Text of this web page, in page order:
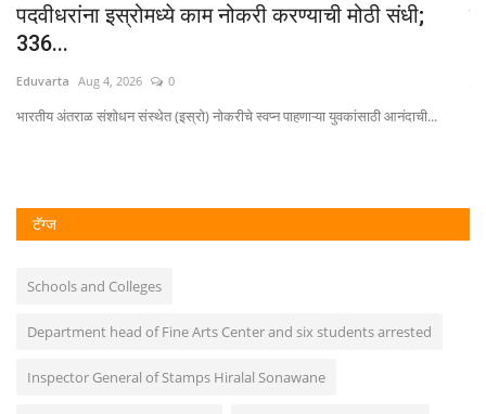
पदवीधरांना इस्रोमध्ये काम नोकरी करण्याची मोठी संधी;
336...
Eduvarta Aug 4, 2026 0
भारतीय अंतराळ संशोधन संस्थेत (इस्रो) नोकरीचे स्वप्न पाहणाऱ्या युवकांसाठी आनंदाची...
टॅग्ज
Schools and Colleges
Department head of Fine Arts Center and six students arrested
Inspector General of Stamps Hiralal Sonawane